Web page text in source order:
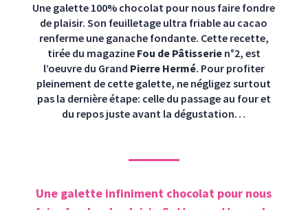
Une galette 100% chocolat pour nous faire fondre
de plaisir. Son feuilletage ultra friable au cacao
renferme une ganache fondante. Cette recette,
tirée du magazine Fou de Pâtisserien°2, est
l’oeuvre du Grand Pierre Hermé. Pour profiter
pleinement de cette galette, ne négligez surtout
pas la dernière étape: celle du passage au four et
du repos juste avant la dégustation…
Une galette infiniment chocolat pour nous